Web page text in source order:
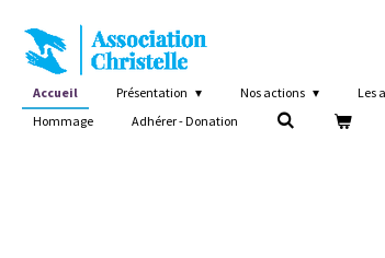
contenu
principal
Accueil Présentation Nos actions Les
Hommage
Adhérer - Donation